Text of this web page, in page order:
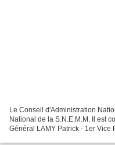
Le Conseil d'Administration
National de la S.N.E.M.M. Il est
Général LAMY Patrick - 1er Vice